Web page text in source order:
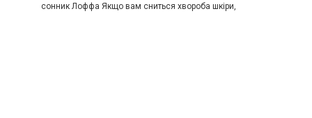
сонник Лоффа Якщо вам сниться хвороба шкіри,